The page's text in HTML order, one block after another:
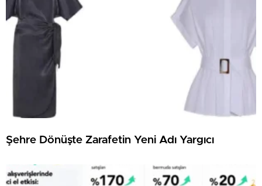
Şehre Dönüşte Zarafetin Yeni Adı Yargıcı